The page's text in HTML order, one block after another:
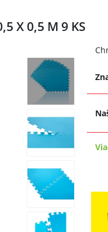
X 0,5 M 9 KS